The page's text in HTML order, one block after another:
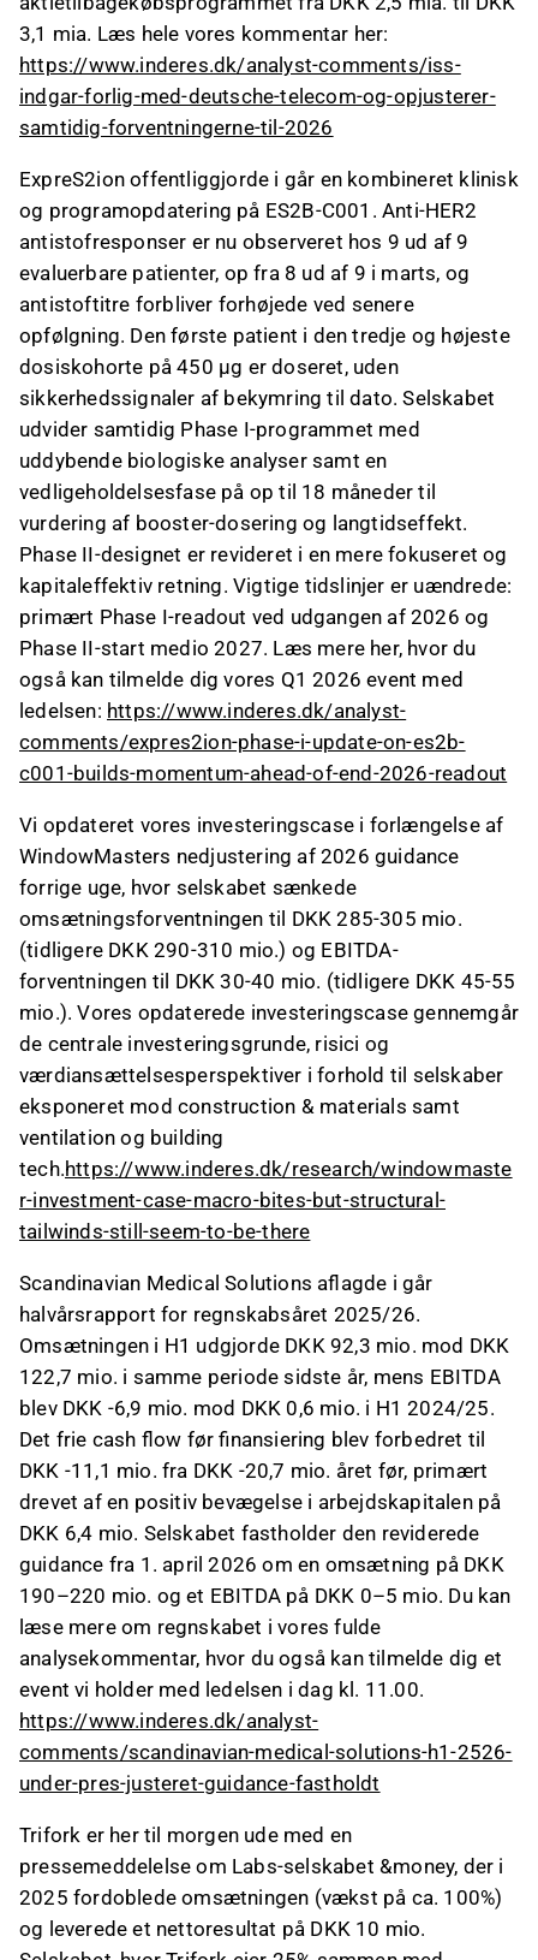
3,1 mia. Læs hele vores kommentar her:
https://www.inderes.dk/analyst-comments/iss-
indgar-forlig-med-deutsche-telecom-og-opjusterer-
samtidig-forventningerne-til-2026
ExpreS2ion offentliggjorde i går en kombineret klinisk
og programopdatering på ES2B-C001. Anti-HER2
antistofresponser er nu observeret hos 9 ud af 9
evaluerbare patienter, op fra 8 ud af 9 i marts, og
antistoftitre forbliver forhøjede ved senere
opfølgning. Den første patient i den tredje og højeste
dosiskohorte på 450 µg er doseret, uden
sikkerhedssignaler af bekymring til dato. Selskabet
udvider samtidig Phase I-programmet med
uddybende biologiske analyser samt en
vedligeholdelsesfase på op til 18 måneder til
vurdering af booster-dosering og langtidseffekt.
Phase II-designet er revideret i en mere fokuseret og
kapitaleffektiv retning. Vigtige tidslinjer er uændrede:
primært Phase I-readout ved udgangen af 2026 og
Phase II-start medio 2027. Læs mere her, hvor du
også kan tilmelde dig vores Q1 2026 event med
ledelsen: https://www.inderes.dk/analyst-
comments/expres2ion-phase-i-update-on-es2b-
c001-builds-momentum-ahead-of-end-2026-readout
Vi opdateret vores investeringscase i forlængelse af
WindowMasters nedjustering af 2026 guidance
forrige uge, hvor selskabet sænkede
omsætningsforventningen til DKK 285-305 mio.
(tidligere DKK 290-310 mio.) og EBITDA-
forventningen til DKK 30-40 mio. (tidligere DKK 45-55
mio.). Vores opdaterede investeringscase gennemgår
de centrale investeringsgrunde, risici og
værdiansættelsesperspektiver i forhold til selskaber
eksponeret mod construction & materials samt
ventilation og building
tech.https://www.inderes.dk/research/windowmaste
r-investment-case-macro-bites-but-structural-
tailwinds-still-seem-to-be-there
Scandinavian Medical Solutions aflagde i går
halvårsrapport for regnskabsåret 2025/26.
Omsætningen i H1 udgjorde DKK 92,3 mio. mod DKK
122,7 mio. i samme periode sidste år, mens EBITDA
blev DKK -6,9 mio. mod DKK 0,6 mio. i H1 2024/25.
Det frie cash flow før finansiering blev forbedret til
DKK -11,1 mio. fra DKK -20,7 mio. året før, primært
drevet af en positiv bevægelse i arbejdskapitalen på
DKK 6,4 mio. Selskabet fastholder den reviderede
guidance fra 1. april 2026 om en omsætning på DKK
190–220 mio. og et EBITDA på DKK 0–5 mio. Du kan
læse mere om regnskabet i vores fulde
analysekommentar, hvor du også kan tilmelde dig et
event vi holder med ledelsen i dag kl. 11.00.
https://www.inderes.dk/analyst-
comments/scandinavian-medical-solutions-h1-2526-
under-pres-justeret-guidance-fastholdt
Trifork er her til morgen ude med en
pressemeddelelse om Labs-selskabet &money, der i
2025 fordoblede omsætningen (vækst på ca. 100%)
og leverede et nettoresultat på DKK 10 mio.